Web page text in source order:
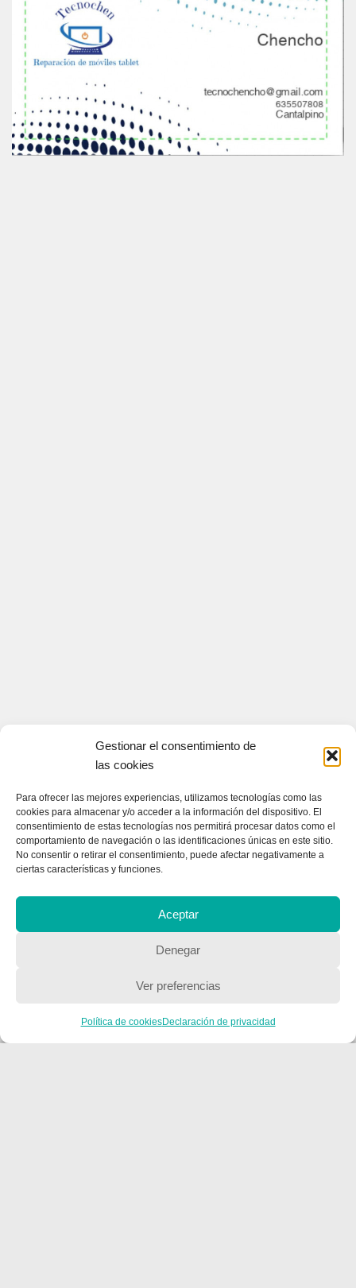
Gestionar el consentimiento de
las cookies
Para ofrecer las mejores experiencias, utilizamos tecnologías como las
cookies para almacenar y/o acceder a la información del dispositivo. El
consentimiento de estas tecnologías nos permitirá procesar datos como el
comportamiento de navegación o las identificaciones únicas en este sitio.
No consentir o retirar el consentimiento, puede afectar negativamente a
ciertas características y funciones.
Aceptar
Denegar
Ver preferencias
Política de cookiesDeclaración de privacidad